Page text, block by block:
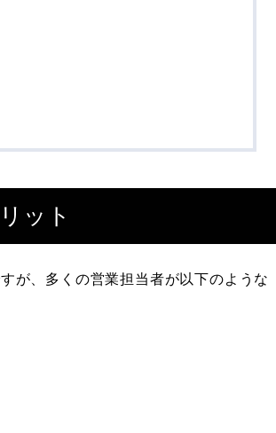
ット
が、多くの営業担当者が以下のような